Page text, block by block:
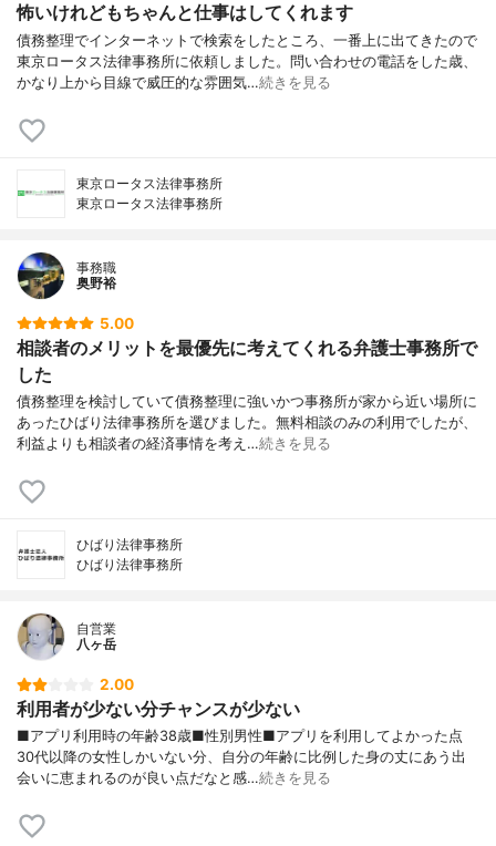
怖いけれどもちゃんと仕事はしてくれます
債務整理でインターネットで検索をしたところ、一番上に出てきたので
東京ロータス法律事務所に依頼しました。問い合わせの電話をした歳、
かなり上から目線で威圧的な雰囲気…続きを見る
東京ロータス法律事務所
東京ロータス法律事務所
事務職
奥野裕
5.00
相談者のメリットを最優先に考えてくれる弁護士事務所で
した
債務整理を検討していて債務整理に強いかつ事務所が家から近い場所に
あったひばり法律事務所を選びました。無料相談のみの利用でしたが、
利益よりも相談者の経済事情を考え…続きを見る
ひばり法律事務所
ひばり法律事務所
自営業
八ヶ岳
2.00
利用者が少ない分チャンスが少ない
■アプリ利用時の年齢38歳■性別男性■アプリを利用してよかった点
30代以降の女性しかいない分、自分の年齢に比例した身の丈にあう出
会いに恵まれるのが良い点だなと感…続きを見る